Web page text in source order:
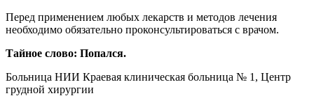
Перед применением любых лекарств и методов лечения
необходимо обязательно проконсультироваться с врачом.
Тайное слово: Попался.
Больница НИИ Краевая клиническая больница № 1, Центр
грудной хирургии